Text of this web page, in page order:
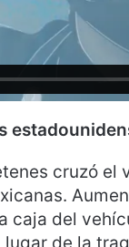
cruzó el
caja del